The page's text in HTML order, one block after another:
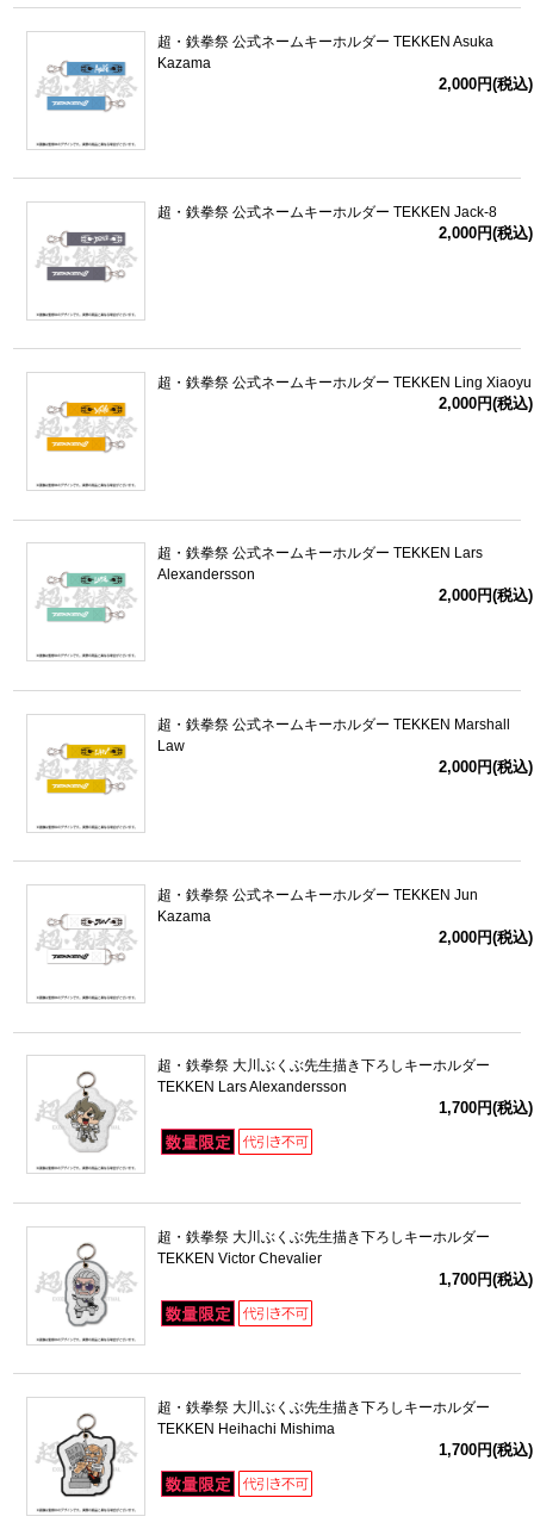
超・鉄拳祭 公式ネームキーホルダー TEKKEN Asuka
Kazama
2,000円(税込)
超・鉄拳祭 公式ネームキーホルダー TEKKEN Jack-8
2,000円(税込)
超・鉄拳祭 公式ネームキーホルダー TEKKEN Ling Xiaoyu
2,000円(税込)
超・鉄拳祭 公式ネームキーホルダー TEKKEN Lars
Alexandersson
2,000円(税込)
超・鉄拳祭 公式ネームキーホルダー TEKKEN Marshall
Law
2,000円(税込)
超・鉄拳祭 公式ネームキーホルダー TEKKEN Jun
Kazama
2,000円(税込)
超・鉄拳祭 大川ぶくぶ先生描き下ろしキーホルダー
TEKKEN Lars Alexandersson
1,700円(税込)
超・鉄拳祭 大川ぶくぶ先生描き下ろしキーホルダー
TEKKEN Victor Chevalier
1,700円(税込)
超・鉄拳祭 大川ぶくぶ先生描き下ろしキーホルダー
TEKKEN Heihachi Mishima
1,700円(税込)